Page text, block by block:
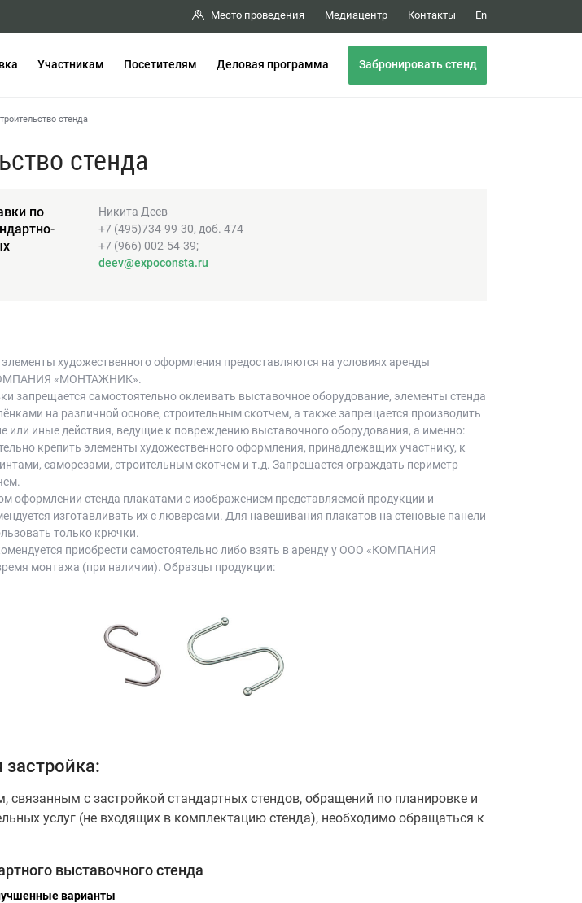
Место проведения Медиацентр Контакты En
Участникам Посетителям Деловая программа Забронировать стенд
стенда
стенда
по
Никита Деев
+7 (495)734-99-30, доб. 474
+7 (966) 002-54-39;
deev@expoconsta.ru
художественного оформления предоставляются на условиях аренды
«МОНТАЖНИК».
запрещается самостоятельно оклеивать выставочное оборудование, элементы стенда
на различной основе, строительным скотчем, а также запрещается производить
или иные действия, ведущие к повреждению выставочного оборудования, а именно:
крепить элементы художественного оформления, принадлежащих участнику, к
саморезами, строительным скотчем и т.д. Запрещается ограждать периметр
оформлении стенда плакатами с изображением представляемой продукции и
изготавливать их с люверсами. Для навешивания плакатов на стеновые панели
только крючки.
приобрести самостоятельно либо взять в аренду у ООО «КОМПАНИЯ
монтажа (при наличии). Образцы продукции:
застройка:
связанным с застройкой стандартных стендов, обращений по планировке и
услуг (не входящих в комплектацию стенда), необходимо обращаться к
выставочного стенда
варианты